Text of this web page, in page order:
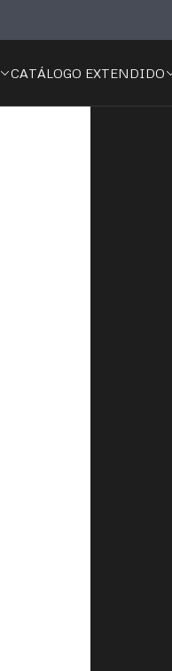
CATÁLOGO EXTENDIDO